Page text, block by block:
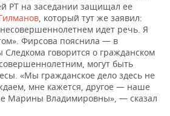
РТ на заседании защищал ее
, который тут же заявил:
идет речь. Я
Фирсова пояснила — в
Следкома говорится о гражданском
могут быть
«Мы гражданское дело здесь не
мне кажется, другое — наше
Марины Владимировны», — сказал